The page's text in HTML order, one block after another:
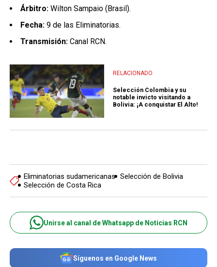
Árbitro: Wilton Sampaio (Brasil).
Fecha: 9 de las Eliminatorias.
Transmisión: Canal RCN.
RELACIONADO
Selección Colombia y su
notable invicto visitando a
Bolivia: ¡A conquistar El Alto!
Eliminatorias sudamericanas Selección de Bolivia
Selección de Costa Rica
Unirse al canal de Whatsapp de Noticias RCN
Síguenos en Google News